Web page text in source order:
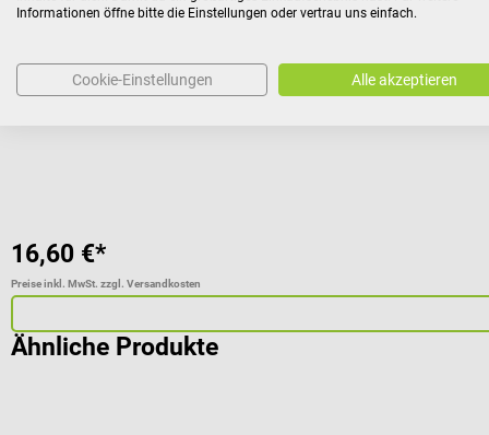
Scharfes Dentalinstrument
Durchschnittliche Bewertung von 5 von 5 Sternen
16,60 €*
Preise inkl. MwSt. zzgl. Versandkosten
Ähnliche Produkte
Informationen öffne bitte die Einstellungen oder vertrau uns einfach.
Cookie-Einstellungen Alle akzeptieren